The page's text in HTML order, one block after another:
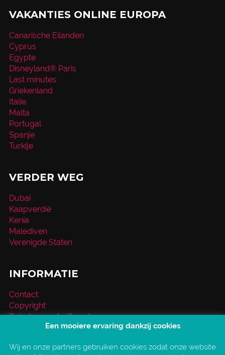
VAKANTIES ONLINE EUROPA
Canarische Eilanden
Cyprus
Egypte
Disneyland® Paris
Last minutes
Griekenland
Italie
Malta
Portugal
Spanje
Turkije
VERDER WEG
Dubai
Kaapverdië
Kenia
Malediven
Verenigde Staten
INFORMATIE
Contact
Copyright
Reischeque / giftcard
Over VakantieXperts
Service en vragen
Een mooiere ervaring dankzij cookies
Wij en onze partners gebruiken cookies zodat onze website